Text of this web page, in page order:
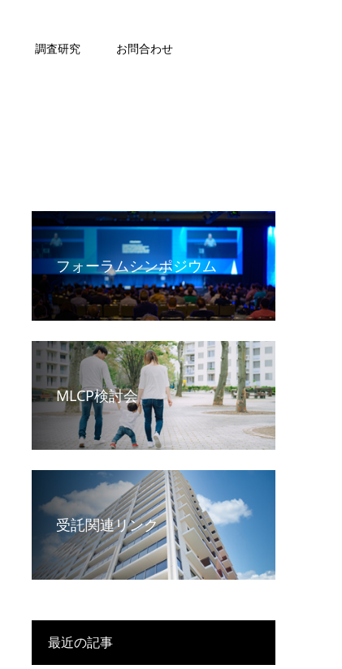
調査研究 お問合わせ
フォーラムシンポジウム
MLCP検討会
受託関連リンク
最近の記事